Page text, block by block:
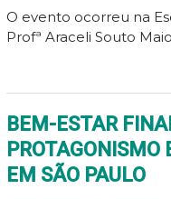
O evento ocorreu na
Profª Araceli Souto
BEM-ESTAR
PROTAGONISMO
EM SÃO PAULO